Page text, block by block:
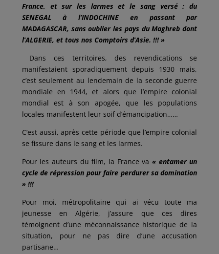
France, et sur les larmes et le sang versé : du
SENEGAL à l’INDOCHINE en passant par
MADAGASCAR, sans oublier les pays du Maghreb dont
l’ALGERIE, et tous nos Comptoirs d’Asie. !!! »
Dans ces territoires, des revendications se
manifestaient sporadiquement depuis 1930 mais,
c’est seulement au lendemain de la seconde guerre
mondiale en 1944, et alors que l’empire colonial
mondial est à son apogée, que les populations
locales manifestent leur soif d’émancipation……
C’est aussi, après cette période que l’empire colonial
se fissure dans le sang et les larmes.
Pour les auteurs du film, la France va « entamer un
cycle de répression pour faire perdurer sa domination
» !!!
Pour moi, métropolitaine qui ai vécu toute ma
jeunesse en Algérie, j’assure que ces dires
témoignent d’une méconnaissance historique de la
situation, pour ne pas dire d’une accusation
partisane…